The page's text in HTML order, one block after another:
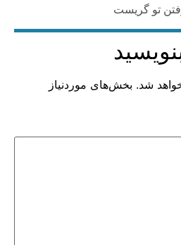
تو گریست
شد. بخش‌های موردنیاز